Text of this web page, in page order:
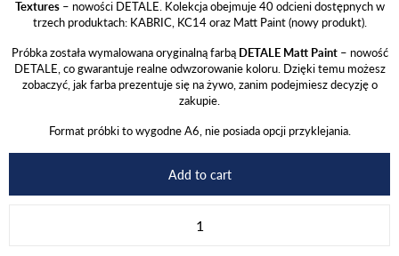
Textures– nowości DETALE. Kolekcja obejmuje 40 odcieni dostępnych w
trzech produktach: KABRIC, KC14 oraz Matt Paint (nowy produkt).
Próbka została wymalowana oryginalną farbą DETALE Matt Paint– nowość
DETALE, co gwarantuje realne odwzorowanie koloru. Dzięki temu możesz
zobaczyć, jak farba prezentuje się na żywo, zanim podejmiesz decyzję o
zakupie.
Format próbki to wygodne A6, nie posiada opcji przyklejania.
Add to cart